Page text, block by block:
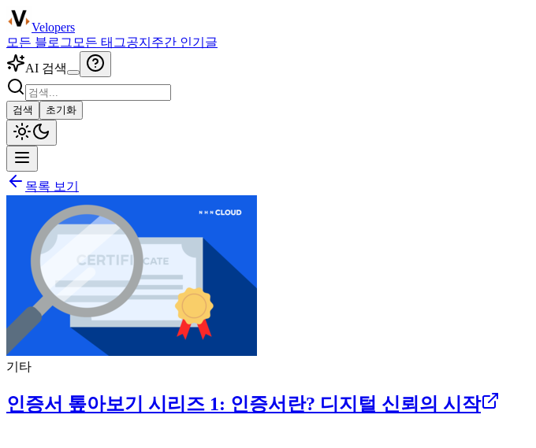
Velopers
모든 블로그 모든 태그공지 주간 인기글
AI 검색
검색 초기화
목록 보기
기타
인증서 톺아보기 시리즈 1: 인증서란? 디지털 신뢰의 시작